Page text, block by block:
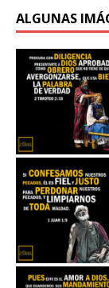
ALGUNAS